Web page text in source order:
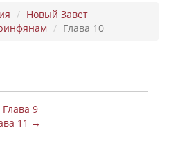
Новый Завет
Глава 10
9
11 →